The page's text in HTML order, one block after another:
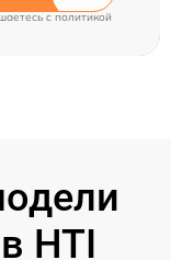
cполитикой
HTI